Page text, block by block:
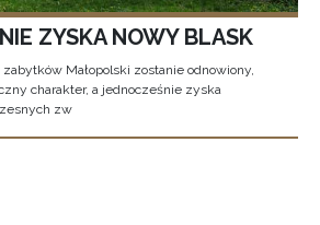
ZYSKA NOWY BLASK
Małopolski zostanie odnowiony,
charakter, a jednocześnie zyska
zw